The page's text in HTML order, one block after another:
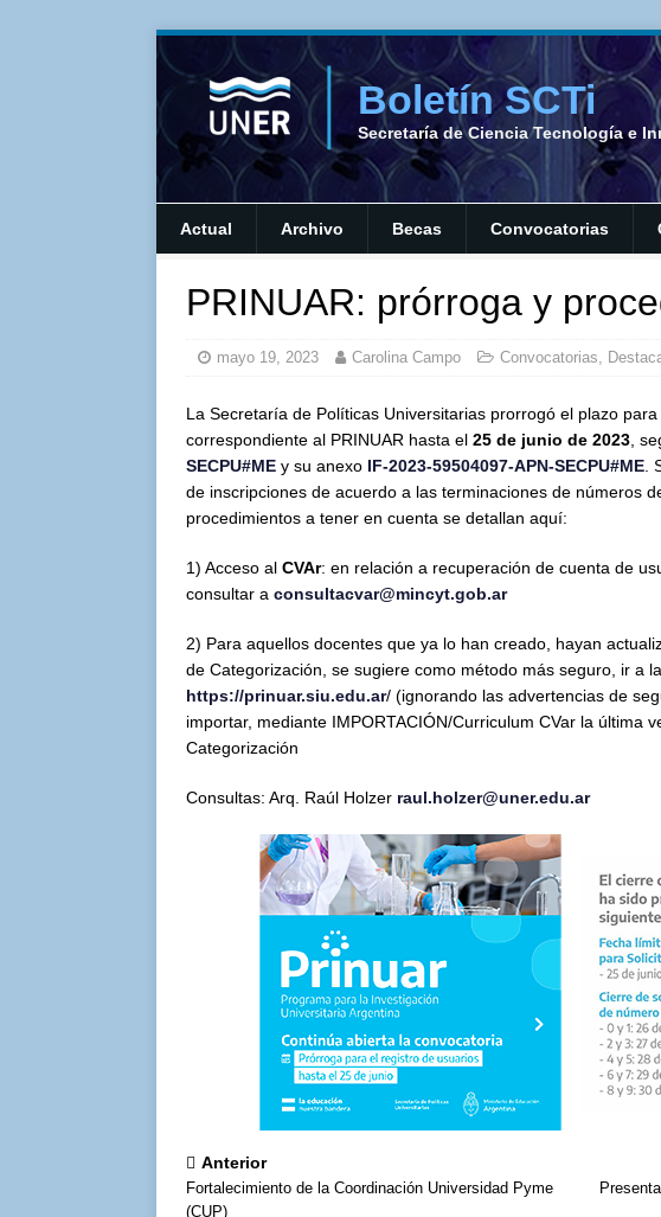
Boletín SCTi
Secretaría de Ciencia Tecnología e
Actual Archivo Becas Convocatorias
PRINUAR: prórroga y
mayo 19, 2023 Carolina Campo Convocatorias
La Secretaría de Políticas Universitarias prorrogó el plazo
correspondiente al PRINUAR hasta el 25 de junio de 2023 ,
SECPU#ME y su anexo IF-2023-59504097-APN-SECPU#ME
de inscripciones de acuerdo a las terminaciones de números
procedimientos a tener en cuenta se detallan aquí:
1) Acceso al CVAr: en relación a recuperación de cuenta de
consultar a consultacvar@mincyt.gob.ar
2) Para aquellos docentes que ya lo han creado, hayan
de Categorización, se sugiere como método más seguro, ir a
https://prinuar.siu.edu.ar/ (ignorando las advertencias de
importar, mediante IMPORTACIÓN/Curriculum CVar la última
Categorización
Consultas: Arq. Raúl Holzer raul.holzer@uner.edu.ar
Anterior
Fortalecimiento de la Coordinación Universidad Pyme
(CUP)